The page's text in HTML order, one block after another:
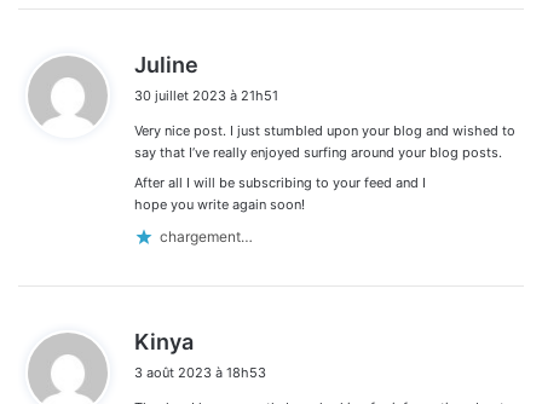
Juline
t
:
30 juillet 2023 à 21h51
Very nice post. I just stumbled upon your blog and wished to
say that I’ve really enjoyed surfing around your blog posts.
After all I will be subscribing to your feed and I
hope you write again soon!
chargement…
Kinya
t
3 août 2023 à 18h53